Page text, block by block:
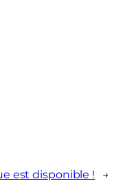
est disponible ! →